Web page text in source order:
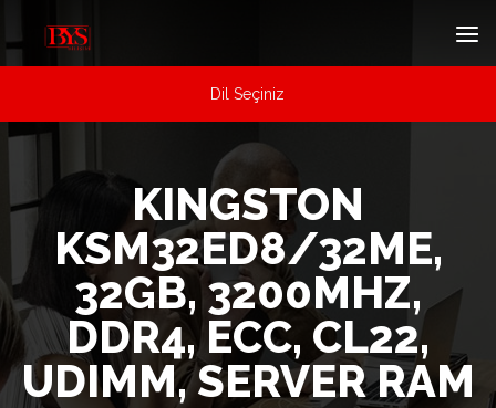
Dil Seçiniz
KINGSTON
KSM32ED8/32ME,
32GB, 3200MHZ,
DDR4, ECC, CL22,
UDIMM, SERVER RAM